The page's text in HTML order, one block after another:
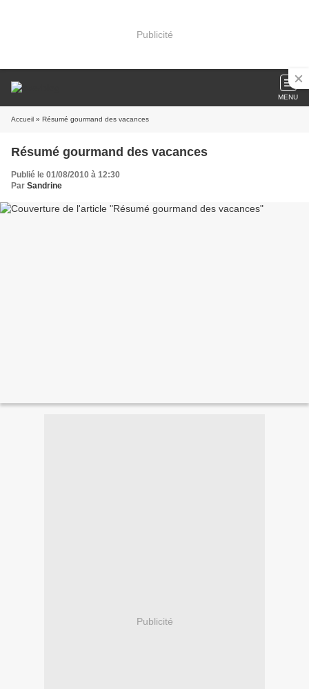
Publicité
MENU
Accueil » Résumé gourmand des vacances
Résumé gourmand des vacances
Publié le 01/08/2010 à 12:30
Par Sandrine
Publicité